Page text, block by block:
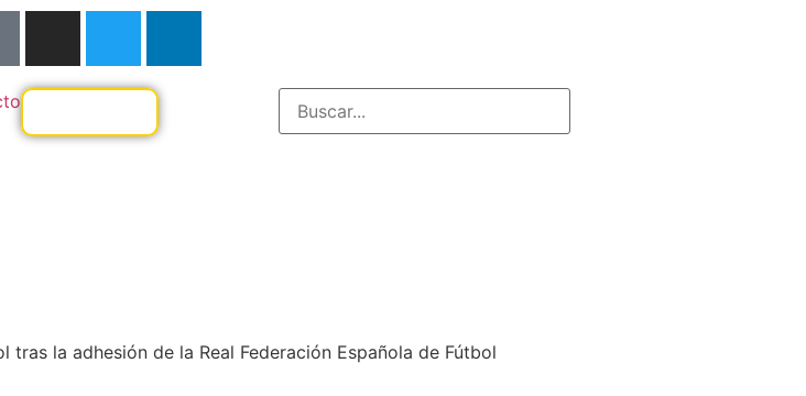
la adhesión de la Real Federación Española de Fútbol